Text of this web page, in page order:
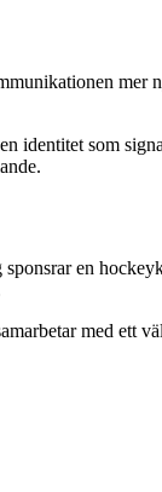
identitet som
en
med